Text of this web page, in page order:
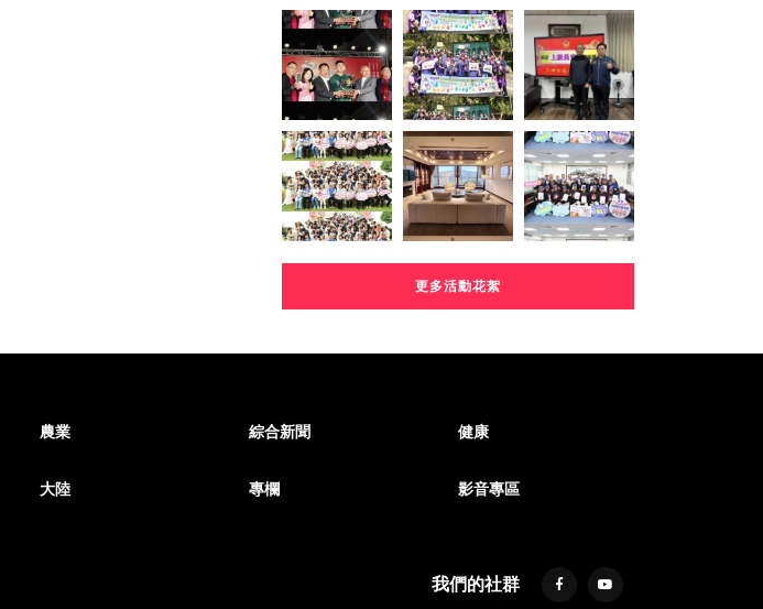
更多活動花絮
農業 綜合新聞 健康
大陸 專欄 影音專區
我們的社群